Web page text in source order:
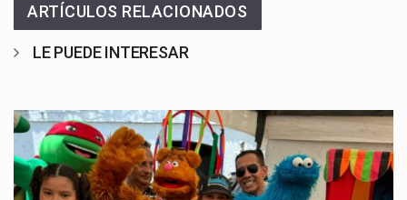
ARTÍCULOS RELACIONADOS
LE PUEDE INTERESAR